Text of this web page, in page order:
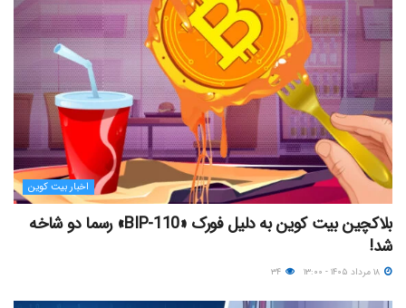
اخبار بیت کوین
بلاکچین بیت کوین به دلیل فورک «BIP-110» رسما دو شاخه
شد!